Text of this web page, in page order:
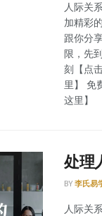
人际关
加精彩
跟你分
限，先
刻【点
里】 免
这里】
处理
BY 李氏易
人际关